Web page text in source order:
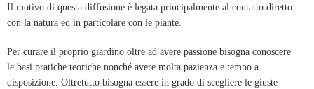
Il motivo di questa diffusione è legata principalmente al contatto diretto
con la natura ed in particolare con le piante.
Per curare il proprio giardino oltre ad avere passione bisogna conoscere
le basi pratiche teoriche nonché avere molta pazienza e tempo a
disposizione. Oltretutto bisogna essere in grado di scegliere le giuste